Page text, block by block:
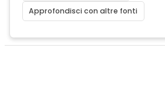
Approfondisci con altre fonti